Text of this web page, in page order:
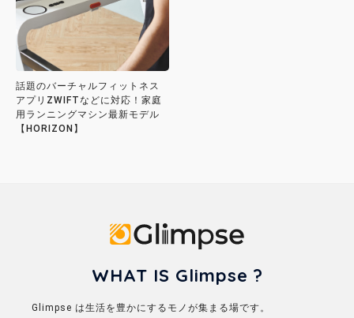
話題のバーチャルフィットネス
アプリZWIFTなどに対応！家庭
用ランニングマシン最新モデル
【HORIZON】
WHAT IS Glimpse ?
Glimpse は生活を豊かにするモノが集まる場です。